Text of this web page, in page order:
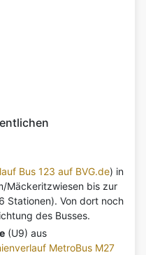
Bus 123 auf BVG.de) in
Mäckeritzwiesen bis zur
Stationen). Von dort noch
des Busses.
(U9) aus
MetroBus M27